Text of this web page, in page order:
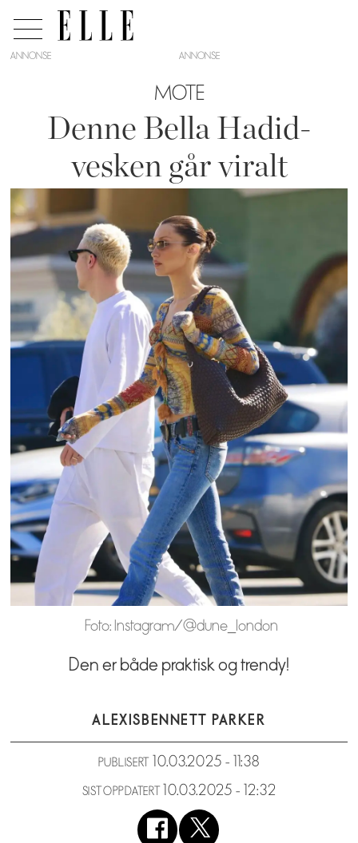
ANNONSE
MOTE
Denne Bella Hadid-
vesken går viralt
Foto: Instagram/@dune_london
Den er både praktisk og trendy!
ALEXISBENNETT PARKER
PUBLISERT 10.03.2025 - 11:38
SIST OPPDATERT 10.03.2025 - 12:32